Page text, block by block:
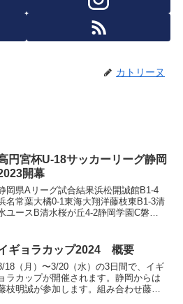
カトリーヌ
円宮杯U-18サッカーリーグ静岡
開幕
岡県Aリーグ試合結果浜松開誠館B1-4
名常葉大橘0-1東海大翔洋藤枝東B1-3清
ユースB清水桜が丘4-2静岡学園C磐田
海大翔洋がプリンスから降格した常葉大
橘に...
ギョラカップ2024 概要
18（月）〜3/20（水）の3日間で、イギ
ョラカップが開催されます。静岡からは
枝明誠が参加します。組み合わせ藤枝